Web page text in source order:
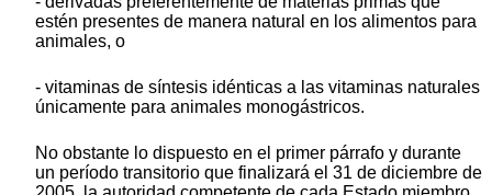
estén presentes de manera natural en los alimentos para
animales, o
- vitaminas de síntesis idénticas a las vitaminas naturales
únicamente para animales monogástricos.
No obstante lo dispuesto en el primer párrafo y durante
un período transitorio que finalizará el 31 de diciembre de